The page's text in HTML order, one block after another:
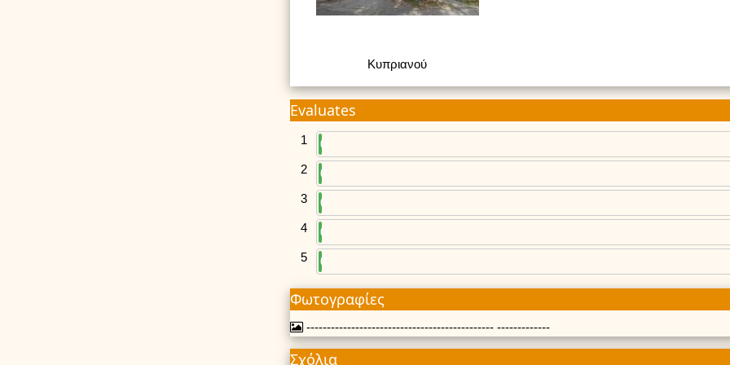
Κυπριανού
Evaluates
1
0
2
0
3
0
4
0
5
0
Φωτογραφίες
---------------------------------------------- -------------
Σχόλια